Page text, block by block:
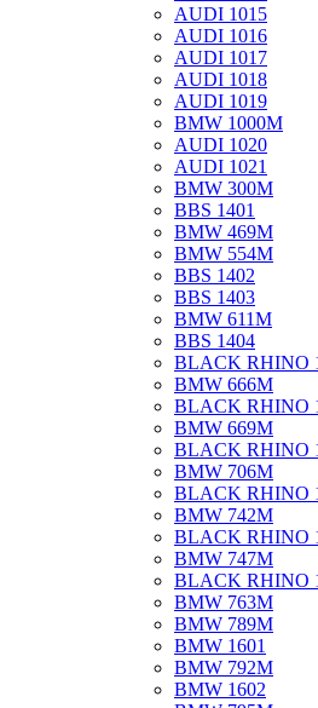
AUDI 1015
AUDI 1016
AUDI 1017
AUDI 1018
AUDI 1019
BMW 1000M
AUDI 1020
AUDI 1021
BMW 300M
BBS 1401
BMW 469M
BMW 554M
BBS 1402
BBS 1403
BMW 611M
BBS 1404
BLACK RHINO
BMW 666M
BLACK RHINO
BMW 669M
BLACK RHINO
BMW 706M
BLACK RHINO
BMW 742M
BLACK RHINO
BMW 747M
BLACK RHINO
BMW 763M
BMW 789M
BMW 1601
BMW 792M
BMW 1602